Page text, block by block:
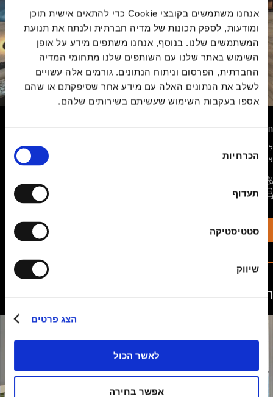
אנחנו משתמשים בקובצי Cookie כדי להתאים אישית תוכן
ומודעות, לספק תכונות של מדיה חברתית ולנתח את תנועת
המשתמשים שלנו. בנוסף, אנחנו משתפים מידע על אופן
השימוש באתר שלנו עם השותפים שלנו מתחומי המדיה
החברתית, הפרסום וניתוח הנתונים. גורמים אלה עשויים
לשלב את הנתונים האלה עם מידע אחר שסיפקתם או שהם
אספו בעקבות השימוש שעשיתם בשירותים שלהם.
הסכמה
הכרחיות
תעדוף
סטטיסטיקה
שיווק
הצג פרטים
לאשר הכול
אפשר בחירה
חדר זוגי STAR
אורחים.
מיטה זוגית או שתי מיטות נפרדות
הזמינו עכשיו קראו עוד
הצעות מיוחדות